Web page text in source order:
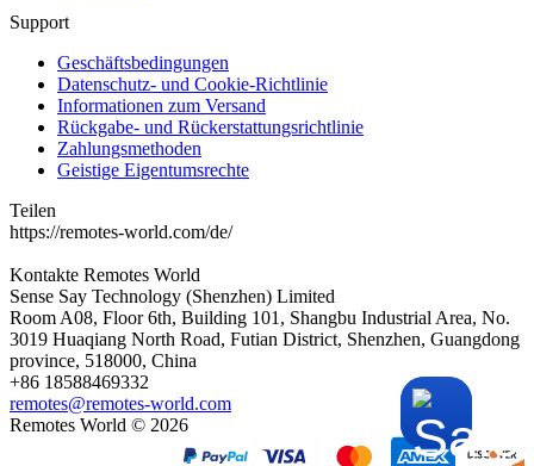
Support
Geschäftsbedingungen
Datenschutz- und Cookie-Richtlinie
Informationen zum Versand
Rückgabe- und Rückerstattungsrichtlinie
Zahlungsmethoden
Geistige Eigentumsrechte
Teilen
https://remotes-world.com/de/
Kontakte Remotes World
Sense Say Technology (Shenzhen) Limited
Room A08, Floor 6th, Building 101, Shangbu Industrial Area, No.
3019 Huaqiang North Road, Futian District, Shenzhen, Guangdong
province, 518000, China
+86 18588469332
remotes@remotes-world.com
Remotes World © 2026